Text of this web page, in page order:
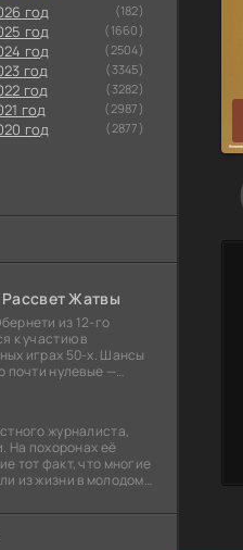
год (182)
год (1660)
год (2504)
год (3345)
год (3282)
год (2987)
год (2877)
Жатвы
из 12-го
к участию в
играх 50-х. Шансы
почти нулевые —
журналиста,
На похоронах её
тот факт, что многие
из жизни в молодом